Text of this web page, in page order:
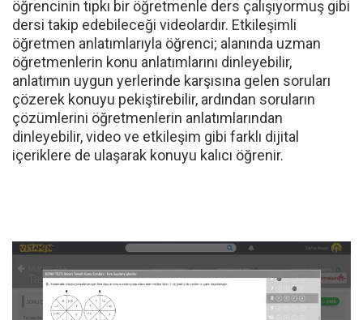
2. Etkileşimli Öğretmen Konu Anlatım
Videoları
Etkileşimli öğretmen konu anlatım videoları,
öğrencinin tıpkı bir öğretmenle ders çalışıyormuş gibi
dersi takip edebileceği videolardır. Etkileşimli
öğretmen anlatımlarıyla öğrenci; alanında uzman
dinleyebilir, video ve etkileşim gibi farklı dijital
içeriklere de ulaşarak konuyu kalıcı öğrenir.